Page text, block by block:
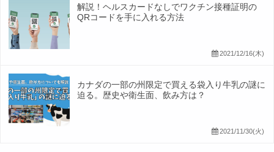
解説！ヘルスカードなしでワクチン接種証明の
QRコードを手に入れる方法
2021/12/16(木)
カナダの一部の州限定で買える袋入り牛乳の謎に
迫る。歴史や衛生面、飲み方は？
2021/11/30(火)